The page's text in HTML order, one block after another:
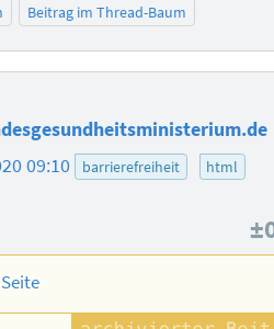
Beitrag im Thread-Baum
09:10 barrierefreiheit
html